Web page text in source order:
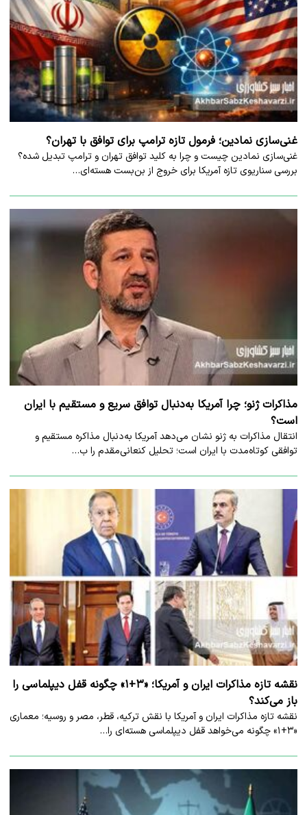
غنی‌سازی نمادین؛ فرمول تازه ترامپ برای توافق با تهران؟
غنی‌سازی نمادین چیست و چرا به کلید توافق تهران و ترامپ تبدیل شده؟
بررسی سناریوی تازه آمریکا برای خروج از بن‌بست هسته‌ای…
مذاکرات ژنو؛ چرا آمریکا به‌دنبال توافق سریع و مستقیم با ایران
است؟
انتقال مذاکرات به ژنو نشان می‌دهد آمریکا به‌دنبال مذاکره مستقیم و
توافقی کوتاه‌مدت با ایران است؛ تحلیل کنعانی‌مقدم را ب…
نقشه تازه مذاکرات ایران و آمریکا؛ «۳+۱» چگونه قفل دیپلماسی را
باز می‌کند؟
نقشه تازه مذاکرات ایران و آمریکا با نقش ترکیه، قطر، مصر و روسیه؛ معماری
«۳+۱» چگونه می‌خواهد قفل دیپلماسی هسته‌ای را…